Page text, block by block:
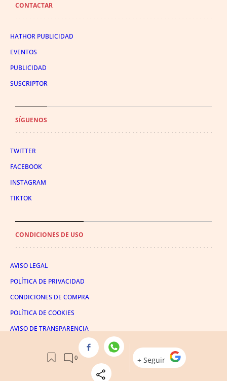
CONTACTAR
HATHOR PUBLICIDAD
EVENTOS
PUBLICIDAD
SUSCRIPTOR
SÍGUENOS
TWITTER
FACEBOOK
INSTAGRAM
TIKTOK
CONDICIONES DE USO
AVISO LEGAL
POLÍTICA DE PRIVACIDAD
CONDICIONES DE COMPRA
POLÍTICA DE COOKIES
AVISO DE TRANSPARENCIA
ADMINISTRACIÓN UTIQ